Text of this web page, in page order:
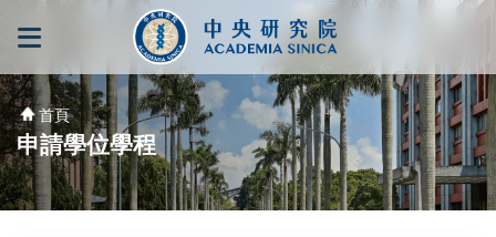
跳到主要內容區塊
首頁
申請學位學程